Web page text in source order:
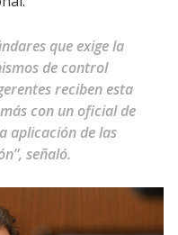
que exige la
de control
reciben esta
con un oficial de
aplicación de las
señaló.